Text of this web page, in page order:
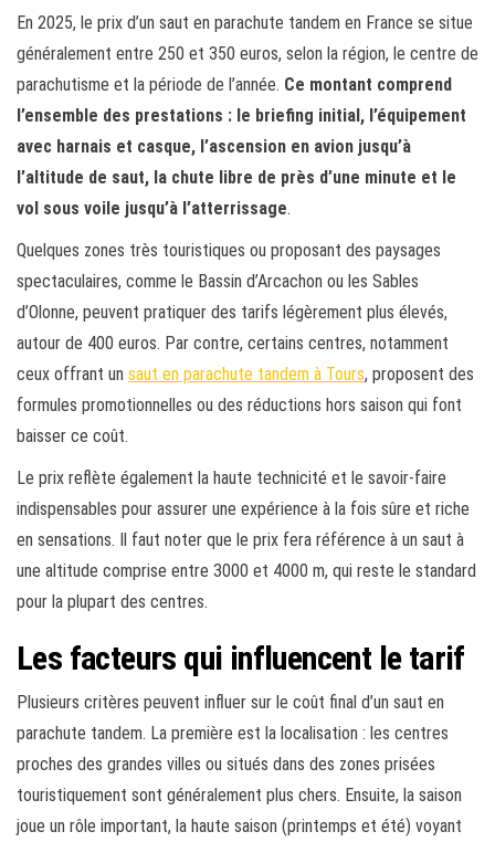
En 2025, le prix d’un saut en parachute tandem en France se situe
généralement entre 250 et 350 euros, selon la région, le centre de
parachutisme et la période de l’année. Ce montant comprend
l’ensemble des prestations : le briefing initial, l’équipement
avec harnais et casque, l’ascension en avion jusqu’à
l’altitude de saut, la chute libre de près d’une minute et le
vol sous voile jusqu’à l’atterrissage.
Quelques zones très touristiques ou proposant des paysages
spectaculaires, comme le Bassin d’Arcachon ou les Sables
d’Olonne, peuvent pratiquer des tarifs légèrement plus élevés,
autour de 400 euros. Par contre, certains centres, notamment
ceux offrant un saut en parachute tandem à Tours, proposent des
formules promotionnelles ou des réductions hors saison qui font
baisser ce coût.
Le prix reflète également la haute technicité et le savoir-faire
indispensables pour assurer une expérience à la fois sûre et riche
en sensations. Il faut noter que le prix fera référence à un saut à
une altitude comprise entre 3000 et 4000 m, qui reste le standard
pour la plupart des centres.
Les facteurs qui influencent le tarif
Plusieurs critères peuvent influer sur le coût final d’un saut en
parachute tandem. La première est la localisation : les centres
proches des grandes villes ou situés dans des zones prisées
touristiquement sont généralement plus chers. Ensuite, la saison
joue un rôle important, la haute saison (printemps et été) voyant